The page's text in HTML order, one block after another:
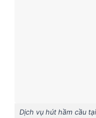
Dịch vụ hút hầm cầu